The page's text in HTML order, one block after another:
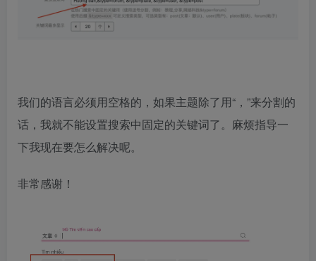
我们的语言必须用空格的，如果主题除了用“，”来分割的
话，我就不能设置搜索中固定的关键词了。麻烦指导一
下我现在要怎么解决呢。
非常感谢！